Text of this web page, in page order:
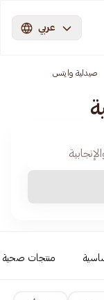
عربي
صيدلية وايتس
منتجات صحية